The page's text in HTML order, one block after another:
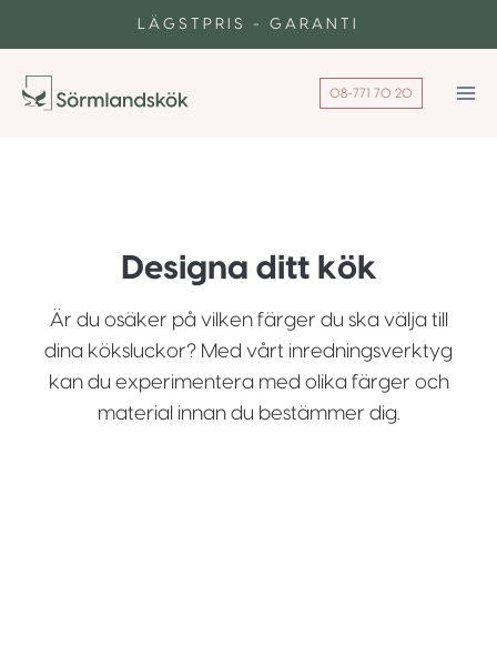
LÄGSTPRIS - GARANTI
08-771 70 20
Designa ditt kök
Är du osäker på vilken färger du ska välja till
dina köksluckor? Med vårt inredningsverktyg
kan du experimentera med olika färger och
material innan du bestämmer dig.